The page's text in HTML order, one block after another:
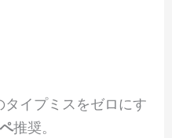
タイプミスをゼロにす
推奨。